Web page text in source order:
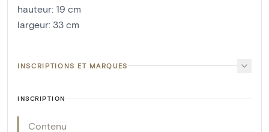
hauteur: 19 cm
largeur: 33 cm
INSCRIPTIONS ET MARQUES
INSCRIPTION
Contenu